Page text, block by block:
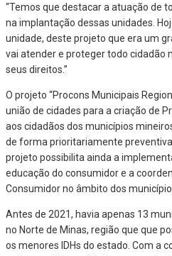
“Temos que destacar a atuação de
na implantação dessas unidades.
unidade, deste projeto que era um
vai atender e proteger todo cidadão
seus direitos.”
O projeto “Procons Municipais
união de cidades para a criação de
aos cidadãos dos municípios
de forma prioritariamente
projeto possibilita ainda a
educação do consumidor e a
Consumidor no âmbito dos
Antes de 2021, havia apenas 13
no Norte de Minas, região que que
os menores IDHs do estado. Com a